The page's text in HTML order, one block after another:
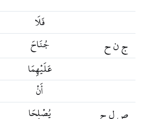
فَلَا
جُنَاحَ ج ن ح
عَلَيْهِمَا
أَنْ
يُصْلِحَا